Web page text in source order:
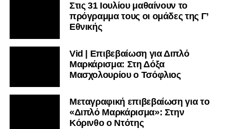
Στις 31 Ιουλίου μαθαίνουν το
πρόγραμμα τους οι ομάδες της Γ’
Εθνικής
Vid | Επιβεβαίωση για Διπλό
Μαρκάρισμα: Στη Δόξα
Μασχολουρίου ο Τσόφλιος
Μεταγραφική επιβεβαίωση για το
«Διπλό Μαρκάρισμα»: Στην
Κόρινθο ο Ντότης